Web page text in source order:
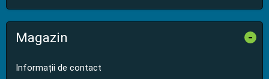
Magazin -
Informații de contact